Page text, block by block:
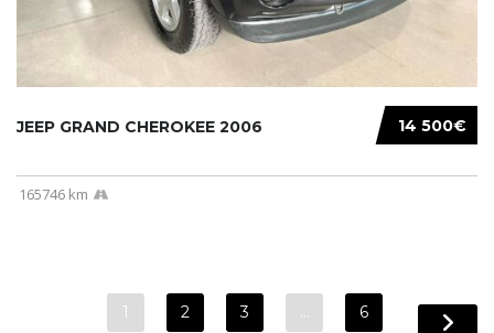
14 500€
JEEP GRAND CHEROKEE 2006
165746 km
1 2 3 … 6